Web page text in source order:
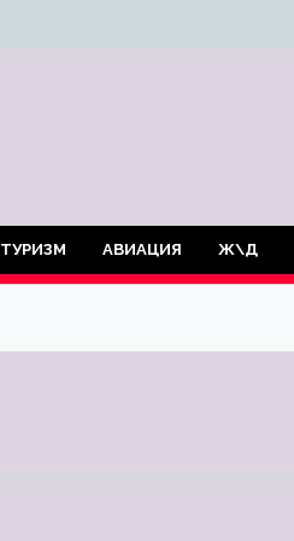
ТУРИЗМ АВИАЦИЯ Ж\Д